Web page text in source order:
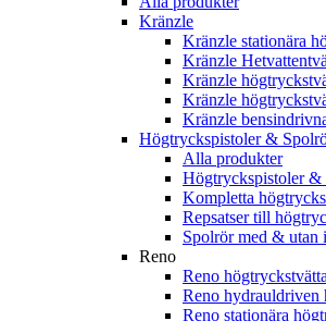
Kränzle
Kränzle stationära
Kränzle
Kränzle
Kränzle
Kränzle
Högtryckspistoler &
Alla produkter
Högtryckspistoler &
Kompletta
Repsatser till
Spolrör med & utan
Reno
Reno
Reno hydrauldriven
Reno stationära